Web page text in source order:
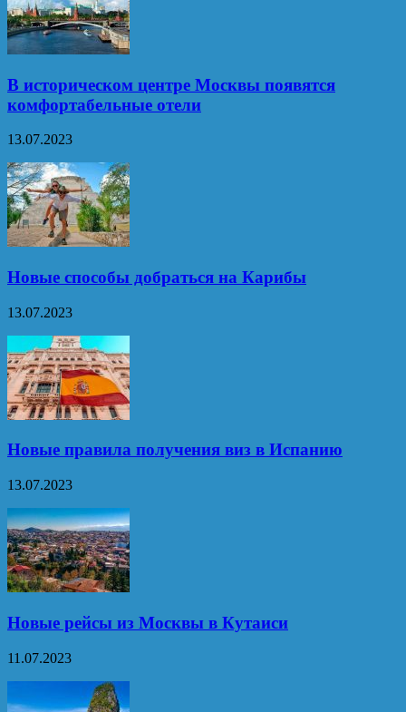
В историческом центре Москвы появятся
комфортабельные отели
13.07.2023
Новые способы добраться на Карибы
13.07.2023
Новые правила получения виз в Испанию
13.07.2023
Новые рейсы из Москвы в Кутаиси
11.07.2023